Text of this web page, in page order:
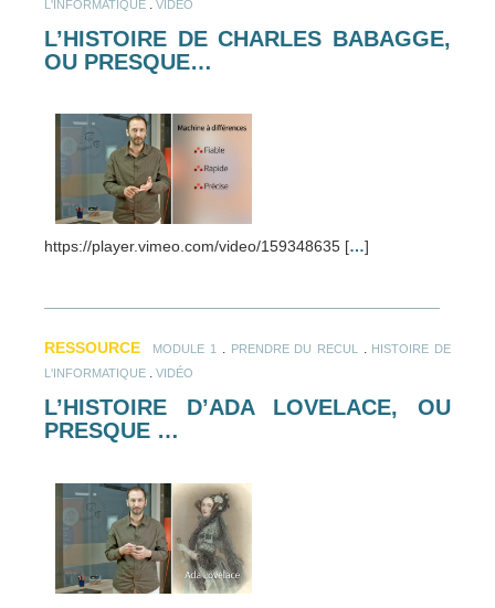
L'INFORMATIQUE VIDÉO
L’HISTOIRE DE CHARLES BABAGGE,
OU PRESQUE…
https://player.vimeo.com/video/159348635 […]
RESSOURCE MODULE 1 PRENDRE DU RECUL
HISTOIRE DE
L'INFORMATIQUE
VIDÉO
L’HISTOIRE D’ADA LOVELACE, OU
PRESQUE …